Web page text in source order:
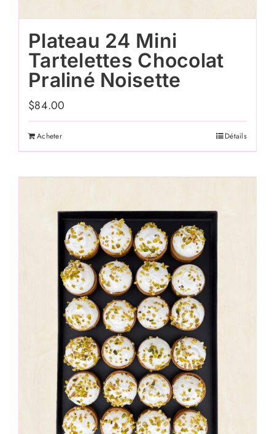
Plateau 24 Mini
Tartelettes Chocolat
Praliné Noisette
$84.00
Acheter Détails